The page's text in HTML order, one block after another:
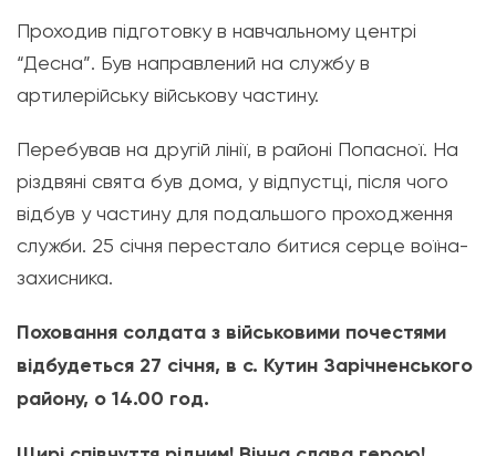
Проходив підготовку в навчальному центрі
“Десна”. Був направлений на службу в
артилерійську військову частину.
Перебував на другій лінії, в районі Попасної. На
різдвяні свята був дома, у відпустці, після чого
відбув у частину для подальшого проходження
служби. 25 січня перестало битися серце воїна-
захисника.
Поховання солдата з військовими почестями
відбудеться 27 січня, в с. Кутин Зарічненського
району, о 14.00 год.